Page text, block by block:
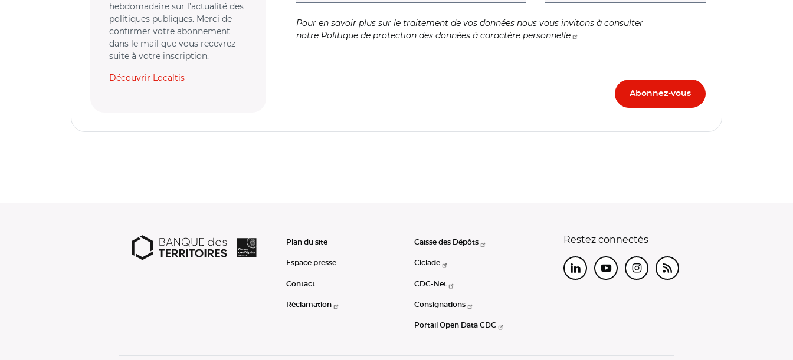
hebdomadaire sur l’actualité des
politiques publiques. Merci de
confirmer votre abonnement
dans le mail que vous recevrez
suite à votre inscription.
Découvrir Localtis
Pour en savoir plus sur le traitement de vos données nous vous invitons à consulter
notre Politique de protection des données à caractère personnelle
Plan du site
Espace presse
Contact
Réclamation
Caisse des Dépôts
Ciclade
CDC-Net
Consignations
Portail Open Data CDC
Restez connectés
LinkedInYoutubeInstagram
RSS